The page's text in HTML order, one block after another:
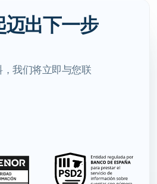
出下一步
我们将立即与您联